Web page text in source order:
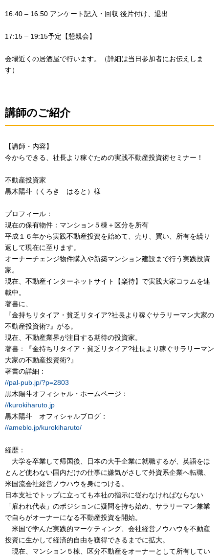
16:40 – 16:50 アンケート記入・回収 後片付け、退出
17:15 – 19:15予定【懇親会】
会場近くの居酒屋で行います。（詳細は当日参加者にお伝えしま
す）
講師のご紹介
【講師・内容】
今からできる、社長より稼ぐための実践不動産投資術セミナー！
不動産投資家
黒木陽斗（くろき はると）様
プロフィール：
現在の保有物件：マンション５棟＋区分を所有
平成１６年から実践不動産投資を始めて、売り、買い、所有を繰り
返して現在に至ります。
オーナーチェンジ物件購入や新築マンション建設まで行う実践投資
家。
現在、不動産インターネットサイト【楽待】で実践大家コラムを連
載中。
著書に、
『金持ちリタイア・貧乏リタイア?社長より稼ぐサラリーマン大家の
不動産投資術?』がる。
現在、不動産業界が注目する期待の投資家。
著書：『金持ちリタイア・貧乏リタイア?社長より稼ぐサラリーマン
大家の不動産投資術?』
著書の詳細：
//pal-pub.jp/?p=2803
黒木陽斗オフィシャル・ホームページ：
//kurokiharuto.jp
黒木陽斗 オフィシャルブログ：
//ameblo.jp/kurokiharuto/
経歴：
大学を卒業して帰国後、日本の大手企業に就職するが、英語をほ
とんど使わない国内だけの仕事に嫌気がさして外資系企業へ転職、
米国流会社経営ノウハウを身につける。
日本支社でトップに立っても本社の指示に従わなければならない
「雇われ代表」のポジションに疑問を持ち始め、サラリーマン兼業
で自らがオーナーになる不動産投資を開始。
米国で学んだ実践的マーケティング、会社経営ノウハウを不動産
投資に生かして経済的自由を獲得できるまでに拡大。
現在、マンション５棟、区分不動産をオーナーとして所有してい